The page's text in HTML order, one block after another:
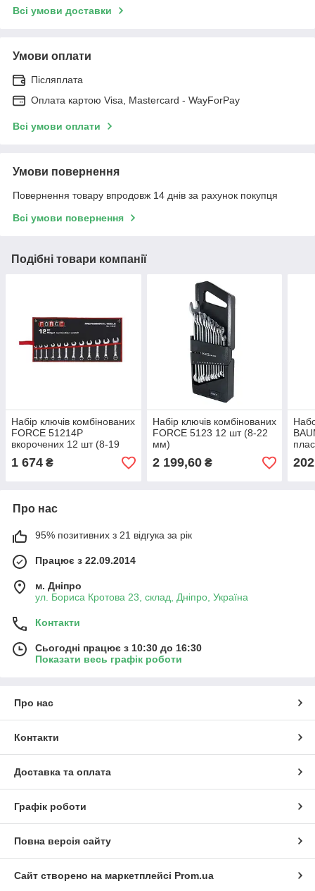
Всі умови доставки
Умови оплати
Післяплата
Оплата картою Visa, Mastercard - WayForPay
Всі умови оплати
Умови повернення
Повернення товару впродовж 14 днів за рахунок покупця
Всі умови повернення
Подібні товари компанії
Набір ключів комбінованих
FORCE 51214P
вкорочених 12 шт (8-19
мм)
1 674 ₴
Набір ключів комбінованих
FORCE 5123 12 шт (8-22
мм)
2 199,60₴
пр.
Про нас
95% позитивних з 21 відгука за рік
Працює з 22.09.2014
м. Дніпро
ул. Бориса Кротова 23, склад, Дніпро, Україна
Контакти
Сьогодні працює з 10:30 до 16:30
Показати весь графік роботи
Про нас
Контакти
Доставка та оплата
Графік роботи
Повна версія сайту
Сайт створено на маркетплейсі Prom.ua